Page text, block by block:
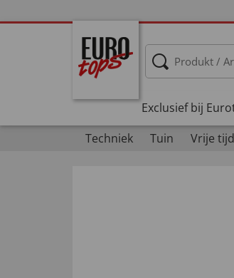
Exclusief bij
Techniek
Tuin Vrije tijd